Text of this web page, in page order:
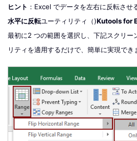
ヒント ：Excel でデータを左右に反転させ
水平に反転ユーティリティ（)Kutools for
最初に2 つの範囲を選択し、下記スクリー
リティを適用するだけで、簡単に実現でき